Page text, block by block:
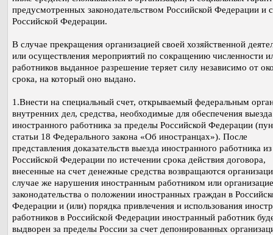
предусмотренных законодательством Российской Федерации и
Российской Федерации.
В случае прекращения организацией своей хозяйственной
или осуществления мероприятий по сокращению численности
работников выданное разрешение теряет силу независимо от
срока, на который оно выдано.
1.Внести на специальный счет, открываемый федеральным
внутренних дел, средства, необходимые для обеспечения выезда
иностранного работника за пределы Российской Федерации
статьи 18 Федерального закона «Об иностранцах»). После
представления доказательств выезда иностранного работника из
Российской Федерации по истечении срока действия договора,
внесенные на счет денежные средства возвращаются
случае же нарушения иностранным работником или
законодательства о положении иностранных граждан в
Федерации и (или) порядка привлечения и использования
работников в Российской Федерации иностранный работник
выдворен за пределы России за счет депонированных